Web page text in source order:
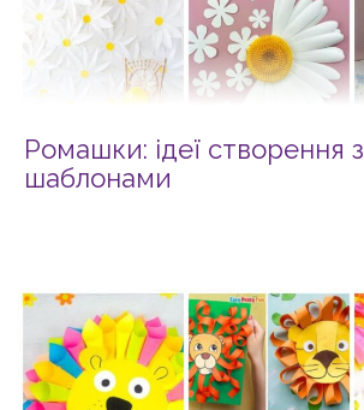
Ромашки: ідеї створення з
шаблонами